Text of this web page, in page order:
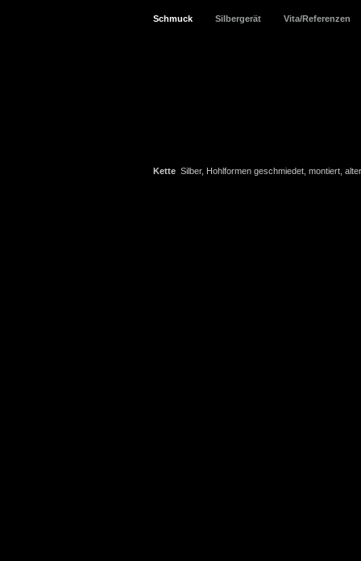
Schmuck Silbergerät Vita/Referenzen
Kette Silber, Hohlformen geschmiedet, montiert,